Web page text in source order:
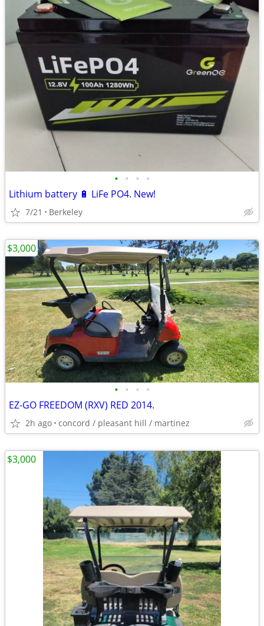
• • • •
Lithium battery 🔋 LiFe PO4. New!
7/21 Berkeley
• • • •
EZ-GO FREEDOM (RXV) RED 2014.
2h ago concord / pleasant hill / martinez
$3,000
$3,000